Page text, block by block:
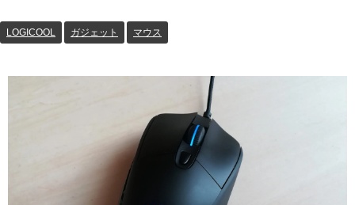
LOGICOOL ガジェット マウス